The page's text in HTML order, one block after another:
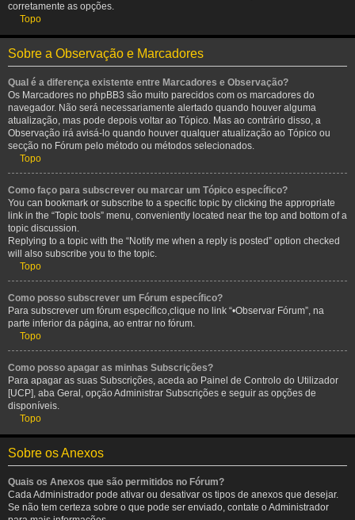
corretamente as opções.
Topo
Sobre a Observação e Marcadores
Qual é a diferença existente entre Marcadores e Observação?
Os Marcadores no phpBB3 são muito parecidos com os marcadores do
navegador. Não será necessariamente alertado quando houver alguma
atualização, mas pode depois voltar ao Tópico. Mas ao contrário disso, a
Observação irá avisá-lo quando houver qualquer atualização ao Tópico ou
secção no Fórum pelo método ou métodos selecionados.
Topo
Como faço para subscrever ou marcar um Tópico específico?
You can bookmark or subscribe to a specific topic by clicking the appropriate
link in the “Topic tools” menu, conveniently located near the top and bottom of a
topic discussion.
Replying to a topic with the “Notify me when a reply is posted” option checked
will also subscribe you to the topic.
Topo
Como posso subscrever um Fórum específico?
Para subscrever um fórum específico,clique no link “•Observar Fórum”, na
parte inferior da página, ao entrar no fórum.
Topo
Como posso apagar as minhas Subscrições?
Para apagar as suas Subscrições, aceda ao Painel de Controlo do Utilizador
[UCP], aba Geral, opção Administrar Subscrições e seguir as opções de
disponíveis.
Topo
Sobre os Anexos
Quais os Anexos que são permitidos no Fórum?
Cada Administrador pode ativar ou desativar os tipos de anexos que desejar.
Se não tem certeza sobre o que pode ser enviado, contate o Administrador